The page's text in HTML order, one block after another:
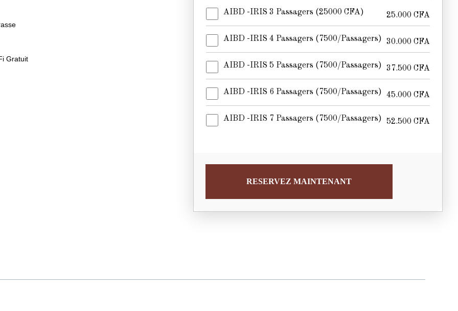
Gratuit
AIBD -IRIS 3 Passagers (25000 CFA) 25.000 CFA
AIBD -IRIS 4 Passagers (7500/passagers) 30.000 CFA
AIBD -IRIS 5 Passagers (7500/passagers) 37.500 CFA
AIBD -IRIS 6 Passagers (7500/passagers) 45.000 CFA
AIBD -IRIS 7 Passagers (7500/passagers) 52.500 CFA
RESERVEZ MAINTENANT